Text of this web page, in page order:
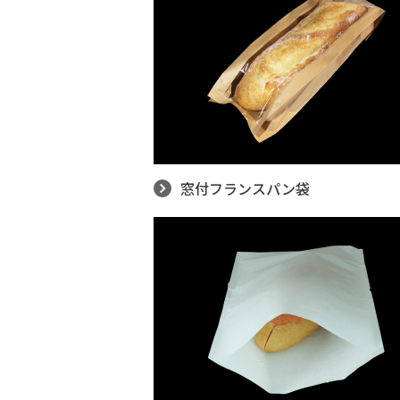
窓付フランスパン袋